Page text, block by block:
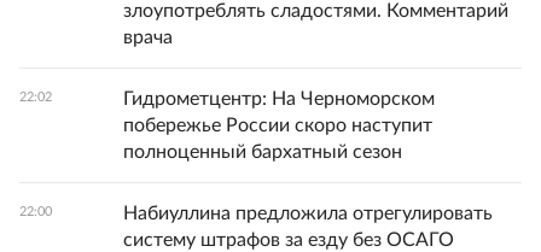
злоупотреблять сладостями. Комментарий
врача
22:02
Гидрометцентр: На Черноморском
побережье России скоро наступит
полноценный бархатный сезон
22:00
Набиуллина предложила отрегулировать
систему штрафов за езду без ОСАГО